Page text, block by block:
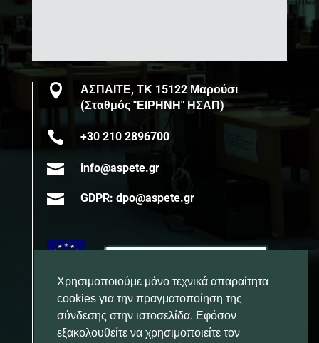

ΑΣΠΑΙΤΕ, ΤΚ 15122 Μαρούσι
(Σταθμός "ΕΙΡΗΝΗ" ΗΣΑΠ)
 +30 210 2896700
 info@aspete.gr
 GDPR: dpo@aspete.gr
Χρησιμοποιούμε μόνο τεχνικά απαραίτητα
cookies για την πραγματοποίηση της
σύνδεσης στην ιστοσελίδα. Εφόσον
εξακολουθείτε να χρησιμοποιείτε τον